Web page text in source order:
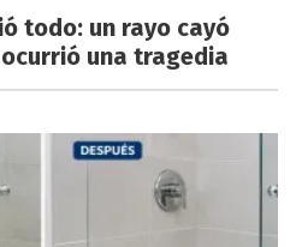
todo: un rayo cayó
una tragedia